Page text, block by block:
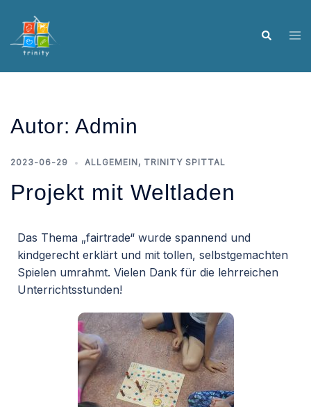
Autor: Admin
2023-06-29 ALLGEMEIN, TRINITY SPITTAL
Projekt mit Weltladen
Das Thema „fairtrade“ wurde spannend und
kindgerecht erklärt und mit tollen, selbstgemachten
Spielen umrahmt. Vielen Dank für die lehrreichen
Unterrichtsstunden!